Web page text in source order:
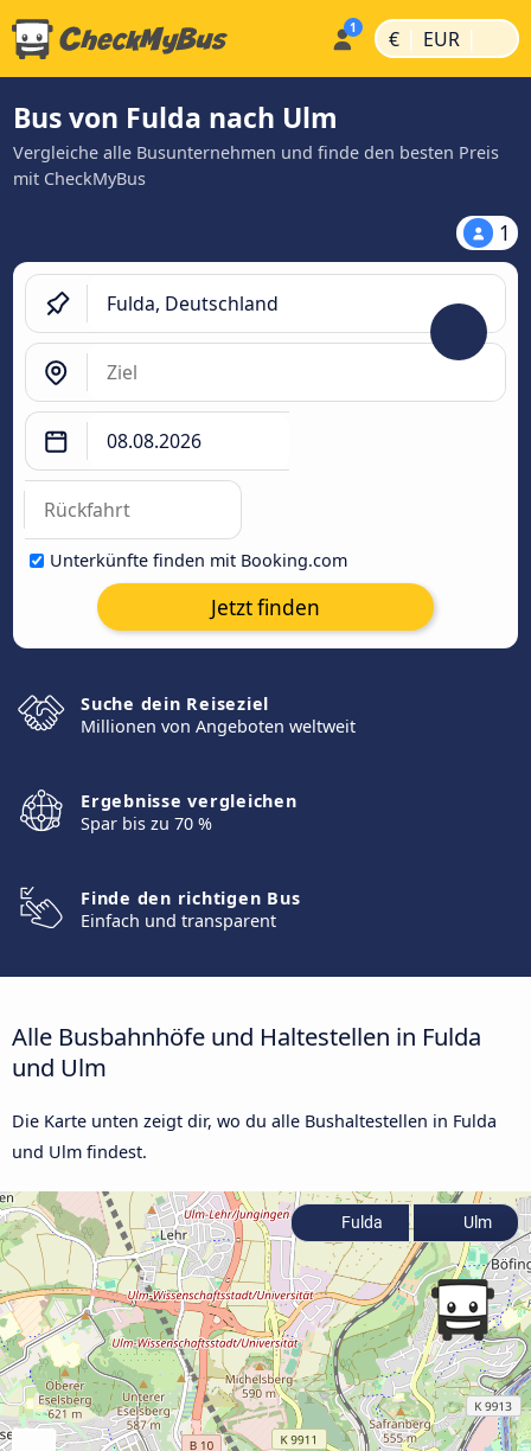
€ | EUR |
Bus von Fulda nach Ulm
Vergleiche alle Busunternehmen und finde den besten Preis
mit CheckMyBus
1
Unterkünfte finden mit Booking.com
Jetzt finden
Suche dein Reiseziel
Millionen von Angeboten weltweit
Ergebnisse vergleichen
Spar bis zu 70 %
Finde den richtigen Bus
Einfach und transparent
Alle Busbahnhöfe und Haltestellen in Fulda
und Ulm
Die Karte unten zeigt dir, wo du alle Bushaltestellen in Fulda
und Ulm findest.
Fulda Ulm